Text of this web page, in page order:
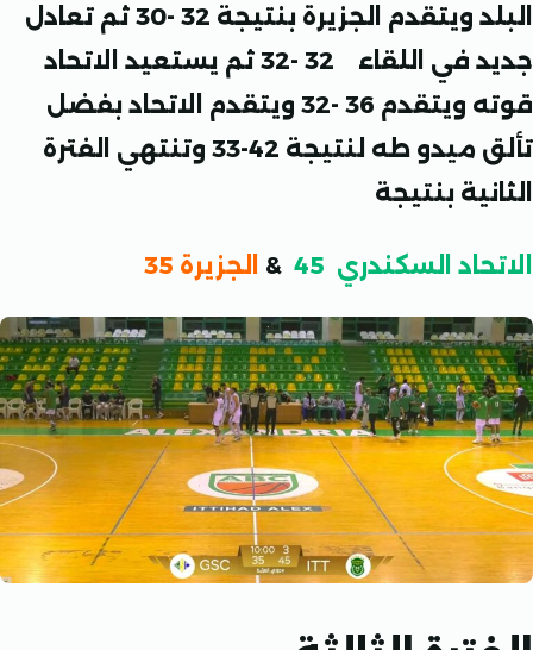
البلد ويتقدم الجزيرة بنتيجة 32 -30 ثم تعادل
جديد في اللقاء 32 -32 ثم يستعيد الاتحاد
قوته ويتقدم 36 -32 ويتقدم الاتحاد بفضل
طه لنتيجة 42-33
وتنتهي الفترة
بنتيجة
السكندري 45 &الجزيرة 35